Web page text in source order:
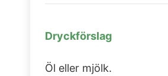
Dryckförslag
Öl eller mjölk.